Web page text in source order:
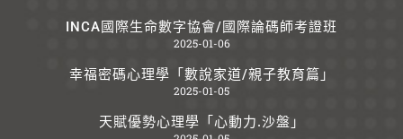
INCA國際生命數字協會/國際論碼師考證班
2025-01-06
幸福密碼心理學「數說家道/親子教育篇」
2025-01-05
天賦優勢心理學「心動力.沙盤」